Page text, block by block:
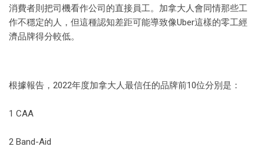
消費者則把司機看作公司的直接員工。加拿大人會同情那些工
作不穩定的人，但這種認知差距可能導致像Uber這樣的零工經
濟品牌得分較低。
根據報告，2022年度加拿大人最信任的品牌前10位分別是：
1 CAA
2 Band-Aid